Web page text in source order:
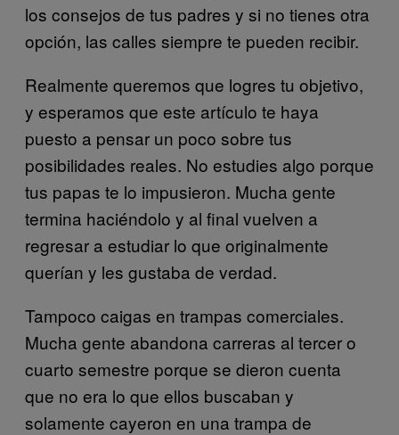
los consejos de tus padres y si no tienes otra
opción, las calles siempre te pueden recibir.
Realmente queremos que logres tu objetivo,
y esperamos que este artículo te haya
puesto a pensar un poco sobre tus
posibilidades reales. No estudies algo porque
tus papas te lo impusieron. Mucha gente
termina haciéndolo y al final vuelven a
regresar a estudiar lo que originalmente
querían y les gustaba de verdad.
Tampoco caigas en trampas comerciales.
Mucha gente abandona carreras al tercer o
cuarto semestre porque se dieron cuenta
que no era lo que ellos buscaban y
solamente cayeron en una trampa de